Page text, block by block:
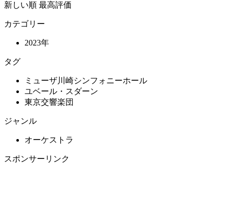
新しい順 最高評価
カテゴリー
2023年
タグ
ミューザ川崎シンフォニーホール
ユベール・スダーン
東京交響楽団
ジャンル
オーケストラ
スポンサーリンク